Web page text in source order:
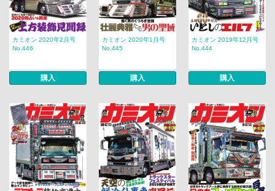
カミオン 2020年2月号
No.446
購入
カミオン 2020年1月号
No.445
購入
カミオン 2019年12月号
No.444
購入